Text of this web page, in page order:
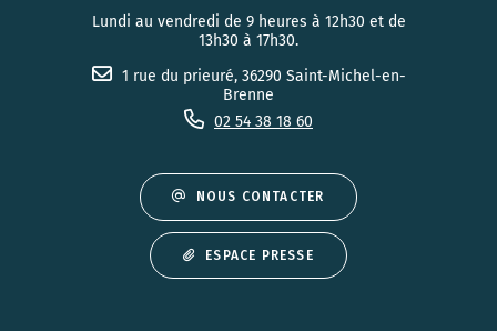
Lundi au vendredi de 9 heures à 12h30 et de
13h30 à 17h30.
1 rue du prieuré, 36290 Saint-Michel-en-
Brenne
02 54 38 18 60
NOUS CONTACTER
ESPACE PRESSE